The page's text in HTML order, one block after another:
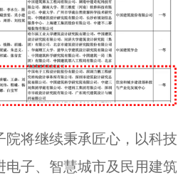
院将继续秉承匠心，以科技
电子、智慧城市及民用建筑